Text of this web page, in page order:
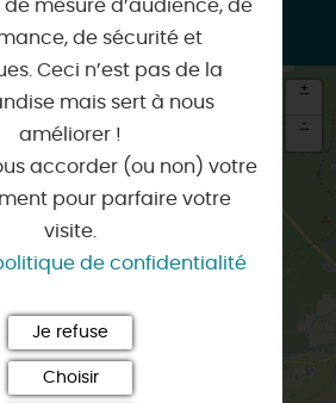
×
FAY-AUX-LOGES
+
-
mesure d’audience, de
de sécurité et
Ceci n’est pas de la
mais sert à nous
améliorer !
accorder (ou non) votre
pour parfaire votre
visite.
de confidentialité
Je refuse
Choisir